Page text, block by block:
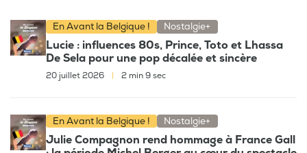
En Avant la Belgique ! Nostalgie+
Lucie : influences 80s, Prince, Toto et Lhassa
De Sela pour une pop décalée et sincère
20 juillet 2026 2 min 9 sec
En Avant la Belgique ! Nostalgie+
Julie Compagnon rend hommage à France Gall